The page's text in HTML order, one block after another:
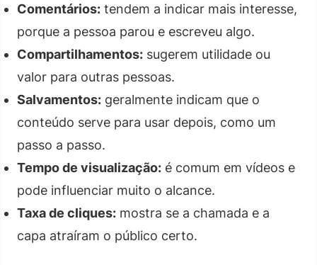
Comentários: tendem a indicar mais interesse,
porque a pessoa parou e escreveu algo.
Compartilhamentos: sugerem utilidade ou
valor para outras pessoas.
Salvamentos: geralmente indicam que o
conteúdo serve para usar depois, como um
passo a passo.
Tempo de visualização: é comum em vídeos e
pode influenciar muito o alcance.
Taxa de cliques: mostra se a chamada e a
capa atraíram o público certo.